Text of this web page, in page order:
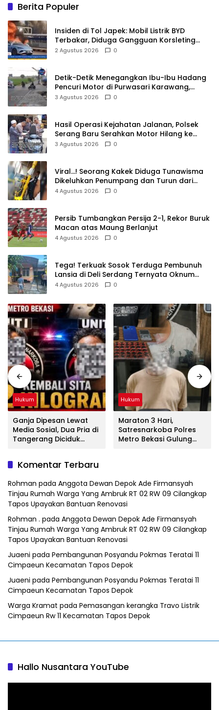
Berita Populer
Insiden di Tol Japek: Mobil Listrik BYD
Terbakar, Diduga Gangguan Korsleting
Listrik
2 Agustus 2026 0
Detik-Detik Menegangkan Ibu-Ibu Hadang
Pencuri Motor di Purwasari Karawang,
Pelaku Lolos di Tengah Keramaian!
3 Agustus 2026 0
Hasil Operasi Kejahatan Jalanan, Polsek
Serang Baru Serahkan Motor Hilang ke
Pemilik
3 Agustus 2026 0
Viral…! Seorang Kakek Diduga Tunawisma
Dikeluhkan Penumpang dan Turun dari
TransJakarta Karena Bau Badan
4 Agustus 2026 0
Persib Tumbangkan Persija 2-1, Rekor Buruk
Macan atas Maung Berlanjut
4 Agustus 2026 0
Tega! Terkuak Sosok Terduga Pembunuh
Lansia di Deli Serdang Ternyata Oknum
Polisi Tetangga Korban
4 Agustus 2026 0
Hukum
Ganja Dipesan Lewat
Media Sosial, Dua Pria di
Tangerang Diciduk
Hukum
Maraton 3 Hari,
Satresnarkoba Polres
Metro Bekasi Gulung
Komentar Terbaru
Rohman pada Anggota Dewan Depok Ade Firmansyah
Tinjau Rumah Warga Yang Ambruk RT 02 RW 09 Cilangkap
Tapos Upayakan Bantuan Renovasi
Rohman . pada Anggota Dewan Depok Ade Firmansyah
Tinjau Rumah Warga Yang Ambruk RT 02 RW 09 Cilangkap
Tapos Upayakan Bantuan Renovasi
Juaeni pada Pembangunan Posyandu Pokmas Teratai 11
Cimpaeun Kecamatan Tapos Depok
Juaeni pada Pembangunan Posyandu Pokmas Teratai 11
Cimpaeun Kecamatan Tapos Depok
Warga Kramat pada Pemasangan kerangka Travo Listrik
Cimpaeun Rw 11 Kecamatan Tapos Depok
Hallo Nusantara YouTube